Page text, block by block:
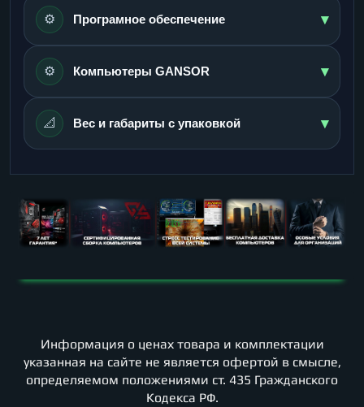
⚙️ Програмное обеспечение ▾
⚙️ Компьютеры GANSOR ▾
📐 Вес и габариты с упаковкой ▾
Информация о ценах товара и комплектации
указанная на сайте не является офертой в смысле,
определяемом положениями ст. 435 Гражданского
Кодекса РФ.